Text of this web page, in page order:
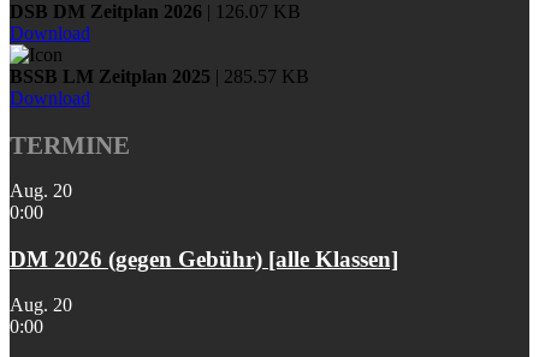
DSB DM Zeitplan 2026 | 126.07 KB
Download
BSSB LM Zeitplan 2025 | 285.57 KB
Download
TERMINE
Aug. 20
0:00
DM 2026 (gegen Gebühr) [alle Klassen]
Aug. 20
0:00